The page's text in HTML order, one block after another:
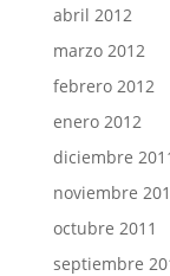
abril 2012
marzo 2012
febrero 2012
enero 2012
diciembre
noviembre
octubre 2011
septiembre